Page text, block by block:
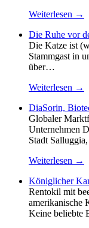
Weiterlesen →
Die Ruhe vor
Die Katze ist
Stammgast in
über…
Weiterlesen →
DiaSorin,
Globaler
Unternehmen
Stadt
Weiterlesen →
Königlicher
Rentokil mit
amerikanische
Keine beliebte